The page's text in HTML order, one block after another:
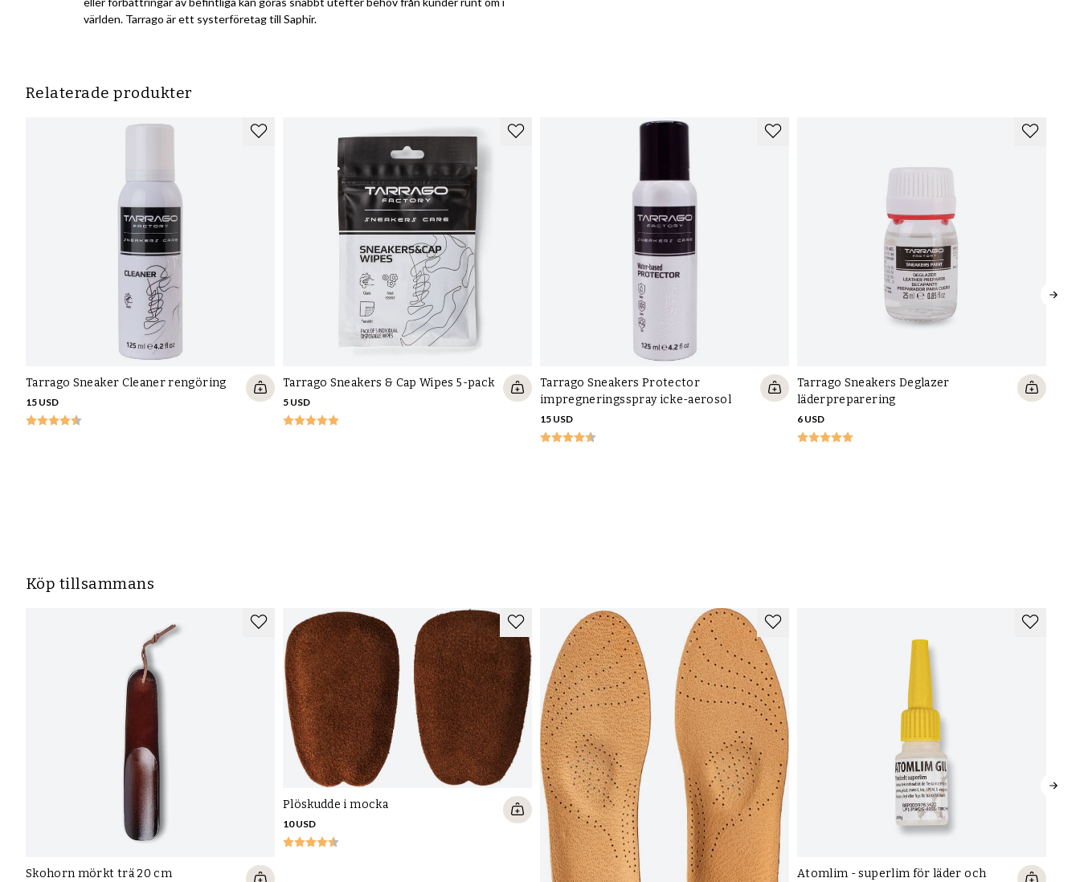
världen. Tarrago är ett systerföretag till Saphir.
Relaterade produkter
Tarrago Sneaker Cleaner rengöring
15 USD
Tarrago Sneakers & Cap Wipes 5-pack
5 USD
Tarrago Sneakers Protector
impregneringsspray icke-aerosol
15 USD
Tarrago Sneakers Deglazer
läderpreparering
6 USD
Köp tillsammans
Skohorn mörkt trä 20 cm
Plöskudde i mocka
10 USD
Atomlim - superlim för läder och